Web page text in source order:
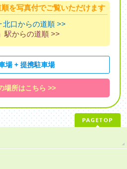
を写真付でご覧いただけます
北口からの道順 >>
駅からの道順 >>
場 + 提携駐車場
場所はこちら >>
PAGETOP